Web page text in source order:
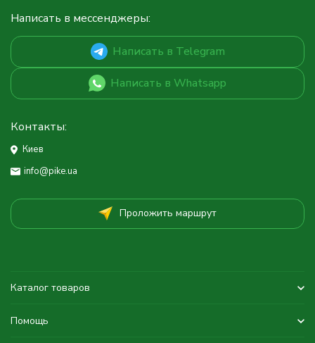
Написать в мессенджеры:
Написать в Telegram
Написать в Whatsapp
Контакты:
Киев
info@pike.ua
Проложить маршрут
Каталог товаров
Помощь